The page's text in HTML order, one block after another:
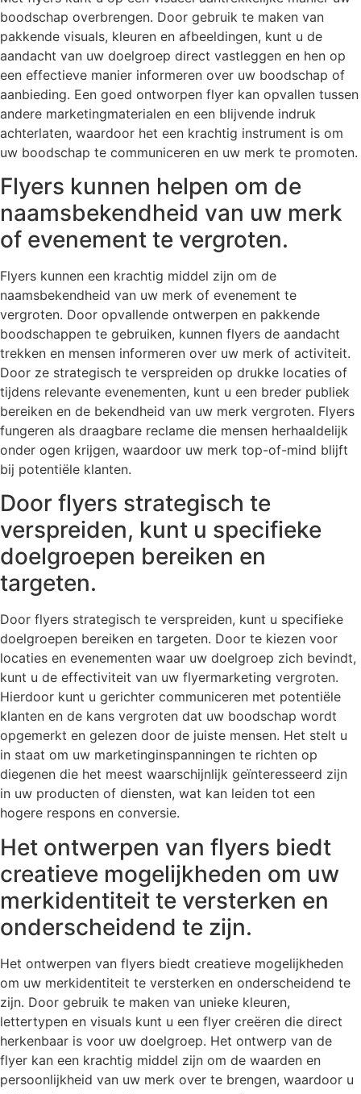
boodschap overbrengen. Door gebruik te maken van
pakkende visuals, kleuren en afbeeldingen, kunt u de
aandacht van uw doelgroep direct vastleggen en hen op
een effectieve manier informeren over uw boodschap of
aanbieding. Een goed ontworpen flyer kan opvallen tussen
andere marketingmaterialen en een blijvende indruk
achterlaten, waardoor het een krachtig instrument is om
uw boodschap te communiceren en uw merk te promoten.
Flyers kunnen helpen om de
naamsbekendheid van uw merk
of evenement te vergroten.
Flyers kunnen een krachtig middel zijn om de
naamsbekendheid van uw merk of evenement te
vergroten. Door opvallende ontwerpen en pakkende
boodschappen te gebruiken, kunnen flyers de aandacht
trekken en mensen informeren over uw merk of activiteit.
Door ze strategisch te verspreiden op drukke locaties of
tijdens relevante evenementen, kunt u een breder publiek
bereiken en de bekendheid van uw merk vergroten. Flyers
fungeren als draagbare reclame die mensen herhaaldelijk
onder ogen krijgen, waardoor uw merk top-of-mind blijft
bij potentiële klanten.
Door flyers strategisch te
verspreiden, kunt u specifieke
doelgroepen bereiken en
targeten.
Door flyers strategisch te verspreiden, kunt u specifieke
doelgroepen bereiken en targeten. Door te kiezen voor
locaties en evenementen waar uw doelgroep zich bevindt,
kunt u de effectiviteit van uw flyermarketing vergroten.
Hierdoor kunt u gerichter communiceren met potentiële
klanten en de kans vergroten dat uw boodschap wordt
opgemerkt en gelezen door de juiste mensen. Het stelt u
in staat om uw marketinginspanningen te richten op
diegenen die het meest waarschijnlijk geïnteresseerd zijn
in uw producten of diensten, wat kan leiden tot een
hogere respons en conversie.
Het ontwerpen van flyers biedt
creatieve mogelijkheden om uw
merkidentiteit te versterken en
onderscheidend te zijn.
Het ontwerpen van flyers biedt creatieve mogelijkheden
om uw merkidentiteit te versterken en onderscheidend te
zijn. Door gebruik te maken van unieke kleuren,
lettertypen en visuals kunt u een flyer creëren die direct
herkenbaar is voor uw doelgroep. Het ontwerp van de
flyer kan een krachtig middel zijn om de waarden en
persoonlijkheid van uw merk over te brengen, waardoor u